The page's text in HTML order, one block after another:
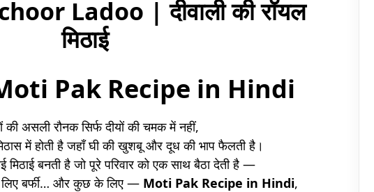
Ladoo | दीवाली की रॉयल
मिठाई
Moti Pak Recipe in Hindi
की असली रौनक सिर्फ दीयों की चमक में नहीं,
में होती है जहाँ घी की खुशबू और दूध की भाप फैलती है।
मिठाई बनती है जो पूरे परिवार को एक साथ बैठा देती है —
बर्फी… और कुछ के लिए — Moti Pak Recipe in Hindi,